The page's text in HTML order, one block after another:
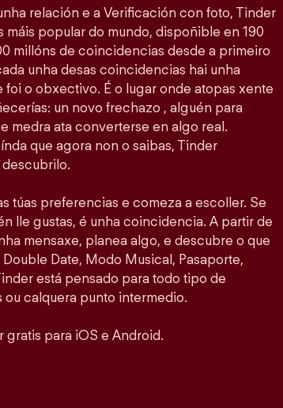
relación e a Verificación con foto, Tinder
máis popular do mundo, dispoñible en 190
millóns de coincidencias desde a primeiro
unha desas coincidencias hai unha
foi o obxectivo. É o lugar onde atopas xente
un novo frechazo , alguén para
medra ata converterse en algo real.
que agora non o saibas, Tinder
túas preferencias e comeza a escoller. Se
lle gustas, é unha coincidencia. A partir de
mensaxe, planea algo, e descubre o que
Date, Modo Musical, Pasaporte,
está pensado para todo tipo de
ou calquera punto intermedio.
gratis para iOS e Android.